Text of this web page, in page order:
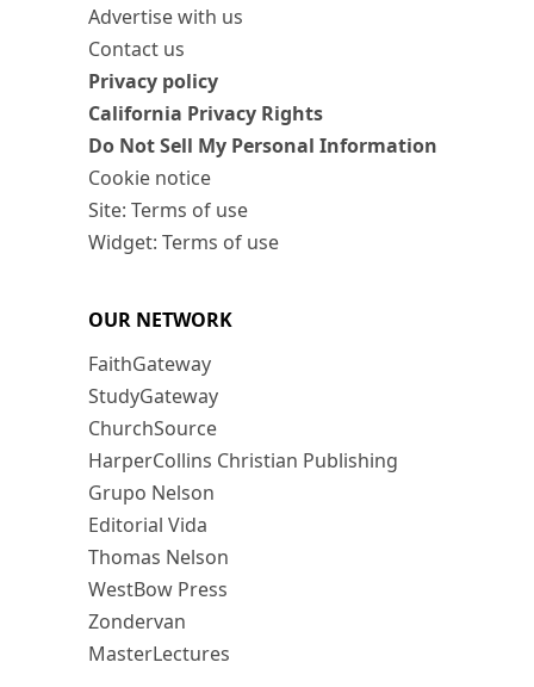
Advertise with us
Contact us
Privacy policy
California Privacy Rights
Do Not Sell My Personal Information
Cookie notice
Site: Terms of use
Widget: Terms of use
OUR NETWORK
FaithGateway
StudyGateway
ChurchSource
HarperCollins Christian Publishing
Grupo Nelson
Editorial Vida
Thomas Nelson
WestBow Press
Zondervan
MasterLectures